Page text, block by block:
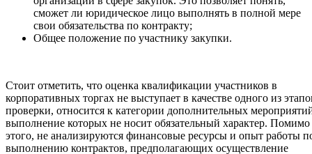
сможет ли юридическое лицо выполнять в полной мере
свои обязательства по контракту;
Общее положение по участнику закупки.
Стоит отметить, что оценка квалификации участников в
корпоративных торгах не выступает в качестве одного из
проверки, относится к категории дополнительных
выполнение которых не носит обязательный характер. Помимо
этого, не анализируются финансовые ресурсы и опыт работы
выполнению контрактов, предполагающих осуществление